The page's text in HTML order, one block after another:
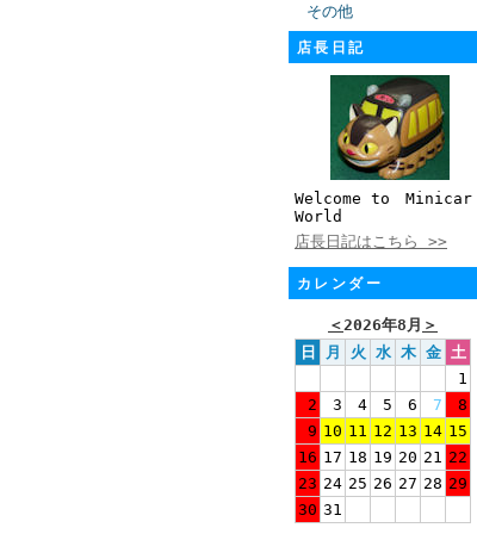
その他
店長日記
Welcome to Minicar
World
店長日記はこちら >>
カレンダー
＜2026年8月 ＞
日
月 火 水 木 金 土
1
2
3 4 5 6 7
8
9 10 11 12 13 14 15
16 17 18 19 20 21 22
23 24 25 26 27 28 29
30 31